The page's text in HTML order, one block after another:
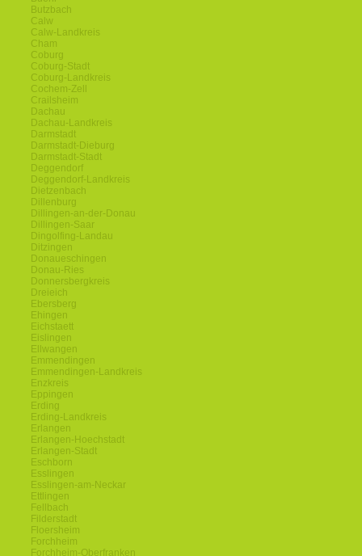
Butzbach
Calw
Calw-Landkreis
Cham
Coburg
Coburg-Stadt
Coburg-Landkreis
Cochem-Zell
Crailsheim
Dachau
Dachau-Landkreis
Darmstadt
Darmstadt-Dieburg
Darmstadt-Stadt
Deggendorf
Deggendorf-Landkreis
Dietzenbach
Dillenburg
Dillingen-an-der-Donau
Dillingen-Saar
Dingolfing-Landau
Ditzingen
Donaueschingen
Donau-Ries
Donnersbergkreis
Dreieich
Ebersberg
Ehingen
Eichstaett
Eislingen
Ellwangen
Emmendingen
Emmendingen-Landkreis
Enzkreis
Eppingen
Erding
Erding-Landkreis
Erlangen
Erlangen-Hoechstadt
Erlangen-Stadt
Eschborn
Esslingen
Esslingen-am-Neckar
Ettlingen
Fellbach
Filderstadt
Floersheim
Forchheim
Forchheim-Oberfranken